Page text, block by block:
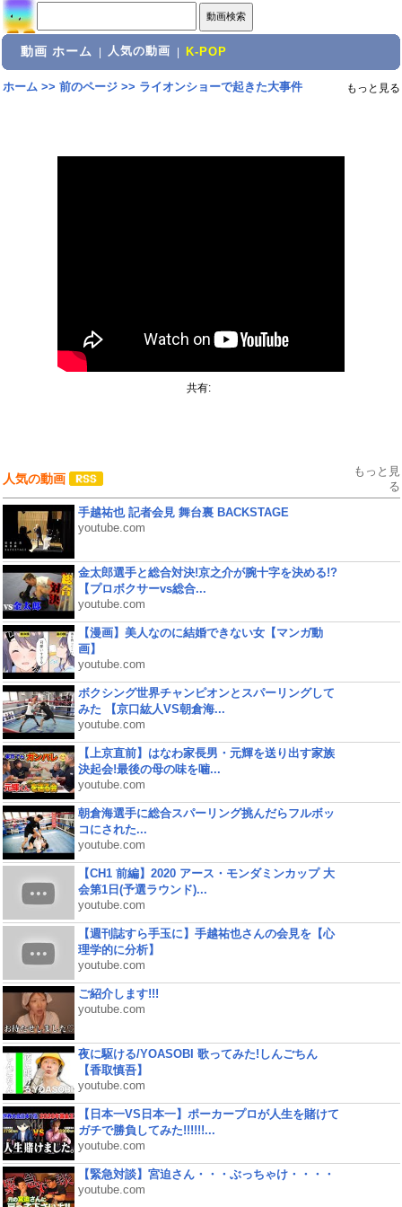
動画 ホーム 人気の動画 K-POP
ホーム>> 前のページ>> ライオンショーで起きた大事件 もっと見る
共有:
人気の動画
もっと見
る
手越祐也 記者会見 舞台裏 BACKSTAGE
youtube.com
金太郎選手と総合対決!京之介が腕十字を決める!?
【プロボクサーvs総合...
youtube.com
【漫画】美人なのに結婚できない女【マンガ動
画】
youtube.com
ボクシング世界チャンピオンとスパーリングして
みた 【京口紘人VS朝倉海...
youtube.com
【上京直前】はなわ家長男・元輝を送り出す家族
決起会!最後の母の味を噛...
youtube.com
朝倉海選手に総合スパーリング挑んだらフルボッ
コにされた...
youtube.com
【CH1 前編】2020 アース・モンダミンカップ 大
会第1日(予選ラウンド)...
youtube.com
【週刊誌すら手玉に】手越祐也さんの会見を【心
理学的に分析】
youtube.com
ご紹介します!!!
youtube.com
夜に駆ける/YOASOBI 歌ってみた!しんごちん
【香取慎吾】
youtube.com
【日本一VS日本一】ポーカープロが人生を賭けて
ガチで勝負してみた!!!!!!...
youtube.com
【緊急対談】宮迫さん・・・ぶっちゃけ・・・・
youtube.com